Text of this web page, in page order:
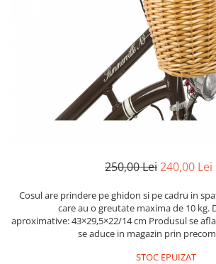
Suporturi auto
Mansoane & Ghidoline
Saboti si placute
Schimbatoare fata
250,00 Lei240,00 Lei
Cosul are prindere pe ghidon si pe cadru in
care au o greutate maxima de 10 kg.
aproximative: 43×29,5×22/14 cm Produsul se
se aduce in magazin prin
STOC EPUIZAT